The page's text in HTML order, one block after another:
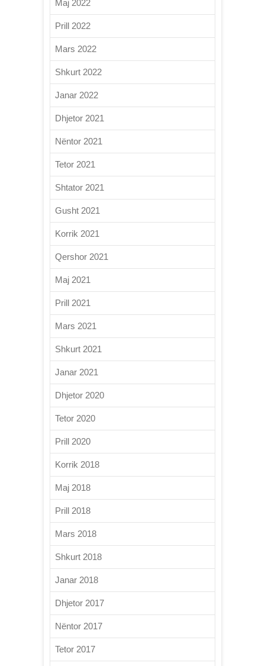
Maj 2022
Prill 2022
Mars 2022
Shkurt 2022
Janar 2022
Dhjetor 2021
Nëntor 2021
Tetor 2021
Shtator 2021
Gusht 2021
Korrik 2021
Qershor 2021
Maj 2021
Prill 2021
Mars 2021
Shkurt 2021
Janar 2021
Dhjetor 2020
Tetor 2020
Prill 2020
Korrik 2018
Maj 2018
Prill 2018
Mars 2018
Shkurt 2018
Janar 2018
Dhjetor 2017
Nëntor 2017
Tetor 2017